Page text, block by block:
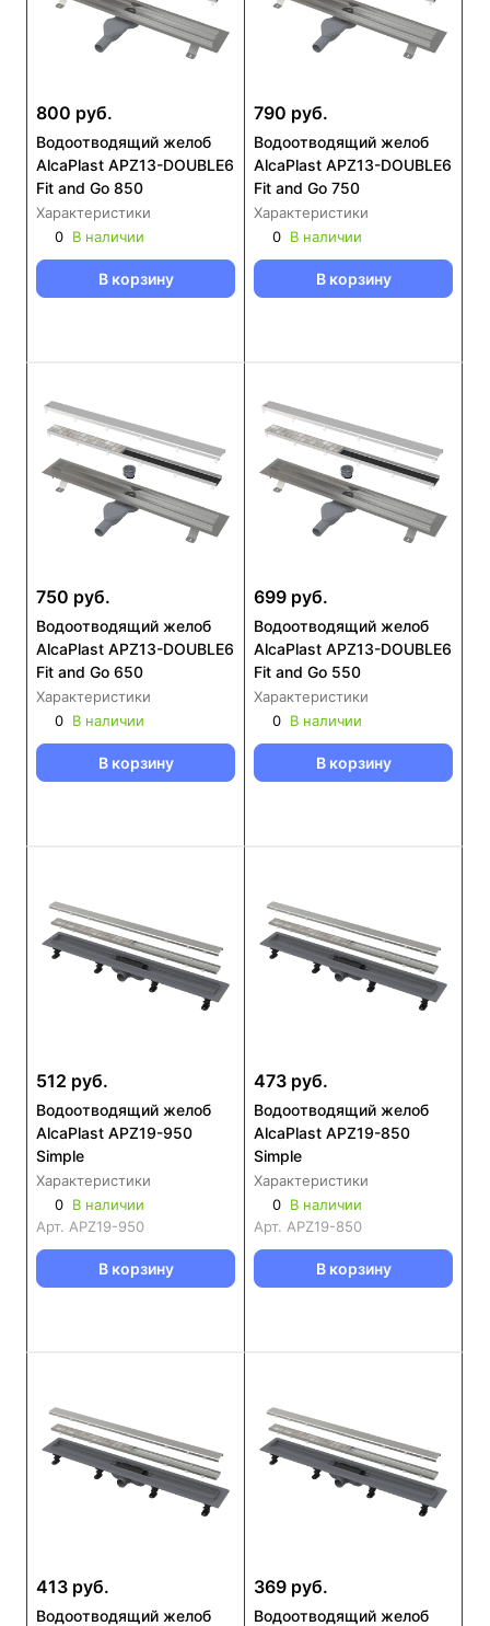
800 руб.
Водоотводящий желоб
AlcaPlast APZ13-DOUBLE6
Fit and Go 850
Характеристики
0 В наличии
В корзину
790 руб.
Водоотводящий желоб
AlcaPlast APZ13-DOUBLE6
Fit and Go 750
Характеристики
0 В наличии
В корзину
750 руб.
Водоотводящий желоб
AlcaPlast APZ13-DOUBLE6
Fit and Go 650
Характеристики
0 В наличии
В корзину
699 руб.
Водоотводящий желоб
AlcaPlast APZ13-DOUBLE6
Fit and Go 550
Характеристики
0 В наличии
В корзину
512 руб.
Водоотводящий желоб
AlcaPlast APZ19-950
Simple
Характеристики
0 В наличии
Арт. APZ19-950
В корзину
473 руб.
Водоотводящий желоб
AlcaPlast APZ19-850
Simple
Характеристики
0 В наличии
Арт. APZ19-850
В корзину
413 руб.
Водоотводящий желоб
369 руб.
Водоотводящий желоб